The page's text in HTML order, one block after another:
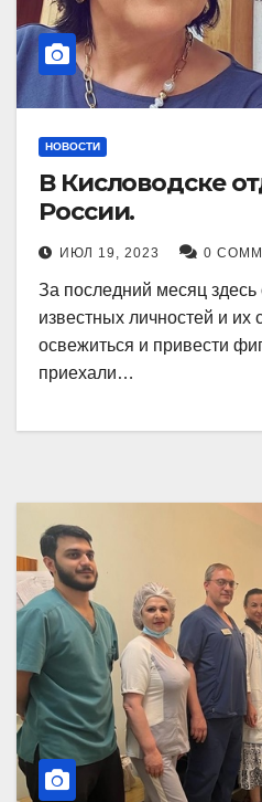
НОВОСТИ
В Кисловодске
России.
ИЮЛ 19, 2023 0
За последний месяц здесь
известных личностей и их
освежиться и привести
приехали…